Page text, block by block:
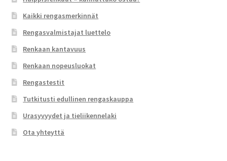
Kaikki rengasmerkinnät
Rengasvalmistajat luettelo
Renkaan kantavuus
Renkaan nopeusluokat
Rengastestit
Tutkitusti edullinen rengaskauppa
Urasyvyydet ja tieliikennelaki
Ota yhteyttä